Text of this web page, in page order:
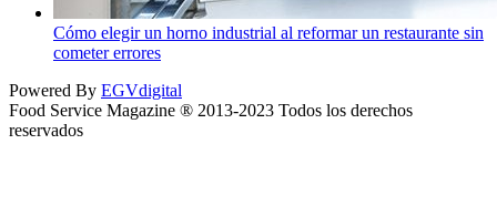
Cómo elegir un horno industrial al reformar un restaurante sin
cometer errores
Powered By EGVdigital
Food Service Magazine ® 2013-2023 Todos los derechos
reservados